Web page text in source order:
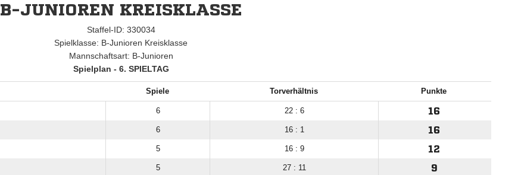
B-JUNIOREN KREISKLASSE
Staffel-ID: 330034
Spielklasse: B-Junioren Kreisklasse
Mannschaftsart: B-Junioren
Spielplan - 6. SPIELTAG
Spiele Torverhältnis Punkte
6 22 : 6
16
6 16 : 1
16
5 16 : 9
12
5 27 : 11 9